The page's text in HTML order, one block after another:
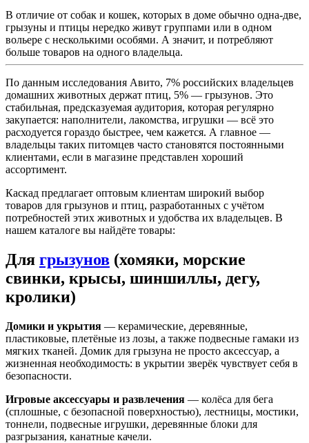
В отличие от собак и кошек, которых в доме обычно одна-две,
грызуны и птицы нередко живут группами или в одном
вольере с несколькими особями. А значит, и потребляют
больше товаров на одного владельца.
По данным исследования Авито, 7% российских владельцев
домашних животных держат птиц, 5% — грызунов. Это
стабильная, предсказуемая аудитория, которая регулярно
закупается: наполнители, лакомства, игрушки — всё это
расходуется гораздо быстрее, чем кажется. А главное —
владельцы таких питомцев часто становятся постоянными
клиентами, если в магазине представлен хороший
ассортимент.
Каскад предлагает оптовым клиентам широкий выбор
товаров для грызунов и птиц, разработанных с учётом
потребностей этих животных и удобства их владельцев. В
нашем каталоге вы найдёте товары:
Для грызунов (хомяки, морские
свинки, крысы, шиншиллы, дегу,
кролики)
Домики и укрытия — керамические, деревянные,
пластиковые, плетёные из лозы, а также подвесные гамаки из
мягких тканей. Домик для грызуна не просто аксессуар, а
жизненная необходимость: в укрытии зверёк чувствует себя в
безопасности.
Игровые аксессуары и развлечения — колёса для бега
(сплошные, с безопасной поверхностью), лестницы, мостики,
тоннели, подвесные игрушки, деревянные блоки для
разгрызания, канатные качели.